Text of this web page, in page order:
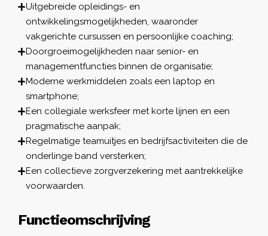
Uitgebreide opleidings- en
ontwikkelingsmogelijkheden, waaronder
vakgerichte cursussen en persoonlijke coaching;
Doorgroeimogelijkheden naar senior- en
managementfuncties binnen de organisatie;
Moderne werkmiddelen zoals een laptop en
smartphone;
Een collegiale werksfeer met korte lijnen en een
pragmatische aanpak;
Regelmatige teamuitjes en bedrijfsactiviteiten die de
onderlinge band versterken;
Een collectieve zorgverzekering met aantrekkelijke
voorwaarden.
Functieomschrijving